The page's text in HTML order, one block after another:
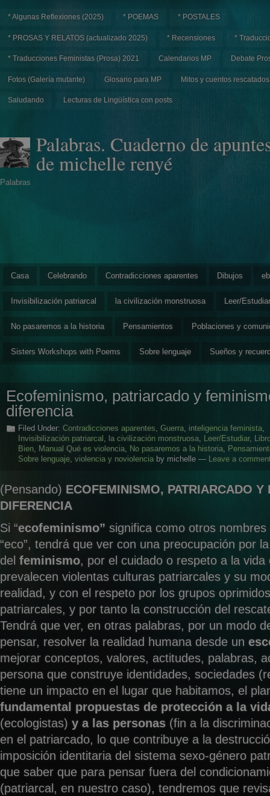
* Algunas Reflexiones (2025) * POEMAS * POSTALES
* PROSAS Y RELATOS (actualizado 2025) * Recensiones *
* Traducciones Feministas (Prosa) 2021 Calendarios MP Debate
Fotos (Galería mutante) Glosario para MP Mitos y cuentos rescatados
Saludando Lecturas de Lingüística con posts
Palabras. Cuaderno de
de michelle renyé
Palabras
Casa Celebrando Contradicciones aparentes Dibujos
Invisibilización patriarcal la civilización monstruosa Leer/Estudiar
No pasaremos a la historia Pensamientos Poblaciones y
Sisters Workshops with Poems Sobre lenguaje Sueños y
Ecofeminismo, patriarcado y
diferencia
Filed Under: Contradicciones aparentes, Guerra, inteligencia feminista,
Invisibilización patriarcal , la civilización monstruosa, Leer/Estudiar,
Bien, Manual Qué es violencia, No pasaremos a la historia,
Sobre lenguaje, violencia y noviolencia by michelle — Leave a
(Pensando) ECOFEMINISMO, PATRIARCADO
DIFERENCIA
Si “ecofeminismo” significa como otros
“eco”, tendrá que ver con una preocupación por
del feminismo, por el cuidado o respeto a la
prevalecen violentas culturas patriarcales y su
realidad, y con el respeto por los grupos
patriarcales, y por tanto la construcción del
Tendrá que ver, en otras palabras, por un modo
pensar, resolver la realidad humana desde un
mejorar conceptos, valores, actitudes, palabras,
persona que construye identidades, sociedades
tiene un impacto en el lugar que habitamos, el
fundamental propuestas de protección a la
(ecologistas) y a las personas (fin a la
en el patriarcado, lo que contribuye a la
imposición identitaria del sistema sexo-género
que saber que para pensar fuera del
(patriarcal, en nuestro caso), tendremos que